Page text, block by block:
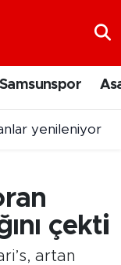
Samsunspor
yenileniyor
çekti
artan